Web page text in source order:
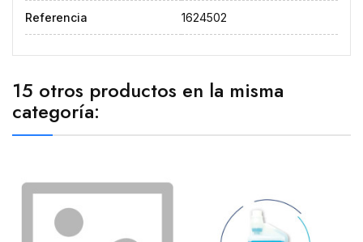
Referencia 1624502
15 otros productos en la misma
categoría: